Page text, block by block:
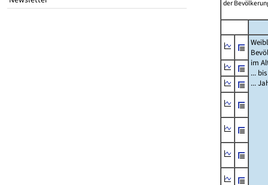
der
im
...
...